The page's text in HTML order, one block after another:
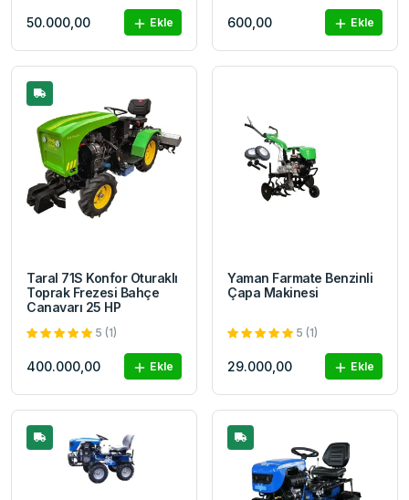
50.000,00 Ekle 600,00 Ekle
Taral 71S Konfor Oturaklı
Toprak Frezesi Bahçe
Canavarı 25 HP
5 (1)
400.000,00 Ekle
Yaman Farmate Benzinli
Çapa Makinesi
5 (1)
29.000,00 Ekle